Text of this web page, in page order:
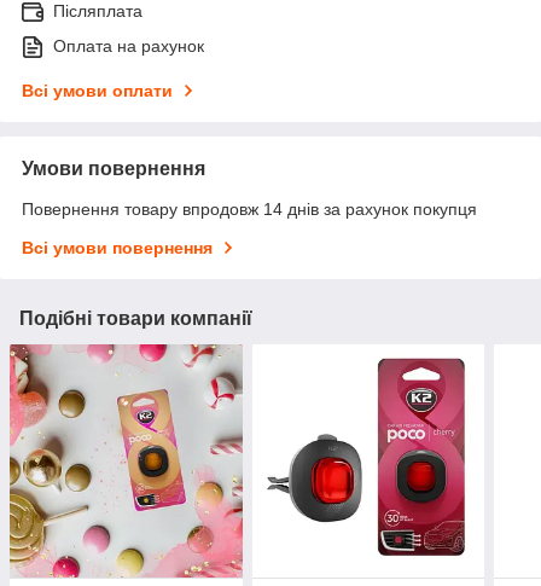
Післяплата
Оплата на рахунок
Всі умови оплати
Умови повернення
Повернення товару впродовж 14 днів за рахунок покупця
Всі умови повернення
Подібні товари компанії